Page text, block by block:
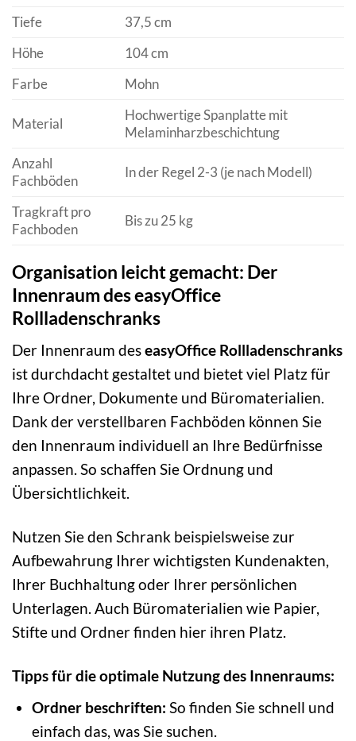
Tiefe
37,5 cm
Höhe
104 cm
Farbe
Mohn
Material
Hochwertige Spanplatte mit
Melaminharzbeschichtung
Anzahl
Fachböden
In der Regel 2-3 (je nach Modell)
Tragkraft pro
Fachboden
Bis zu 25 kg
Organisation leicht gemacht: Der
Innenraum des easyOffice
Rollladenschranks
Der Innenraum deseasyOffice Rollladenschranks
ist durchdacht gestaltet und bietet viel Platz für
Ihre Ordner, Dokumente und Büromaterialien.
Dank der verstellbaren Fachböden können Sie
den Innenraum individuell an Ihre Bedürfnisse
anpassen. So schaffen Sie Ordnung und
Übersichtlichkeit.
Nutzen Sie den Schrank beispielsweise zur
Aufbewahrung Ihrer wichtigsten Kundenakten,
Ihrer Buchhaltung oder Ihrer persönlichen
Unterlagen. Auch Büromaterialien wie Papier,
Stifte und Ordner finden hier ihren Platz.
Tipps für die optimale Nutzung des Innenraums:
Ordner beschriften: So finden Sie schnell und
einfach das, was Sie suchen.